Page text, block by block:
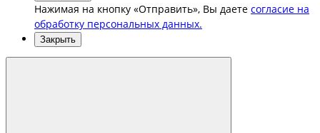
Нажимая на кнопку «Отправить», Вы даете согласие на
обработку персональных данных.
Закрыть